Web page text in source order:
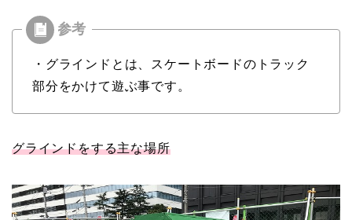
・グラインドとは、スケートボードのトラック
部分をかけて遊ぶ事です。
グラインドをする主な場所